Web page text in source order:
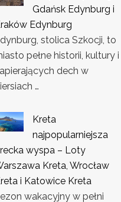
Gdańsk Edynburg i
Edynburg
stolica Szkocji, to
pełne historii, kultury i
dech w
…
Kreta
najpopularniejsza
wyspa – Loty
Kreta, Wrocław
i Katowice Kreta
wakacyjny w pełni